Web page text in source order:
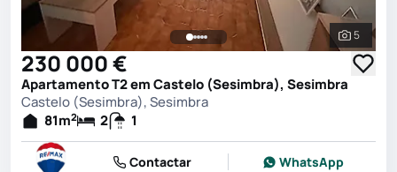
Ver
5
230 000 €
Apartamento T2 em Castelo (Sesimbra), Sesimbra
Castelo (Sesimbra), Sesimbra
81m2 2 1
Contactar WhatsApp